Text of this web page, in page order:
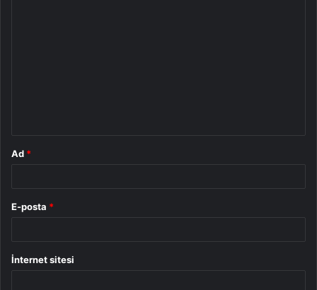
Ad *
E-posta *
İnternet sitesi